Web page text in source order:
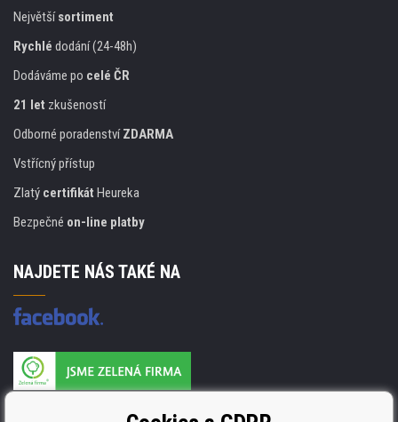
Největšísortiment
Rychlé dodání (24-48h)
Dodáváme po celé ČR
21 let zkušeností
Odborné poradenstvíZDARMA
Vstřícný přístup
Zlatý certifikát Heureka
Bezpečné on-line platby
NAJDETE NÁS TAKÉ NA